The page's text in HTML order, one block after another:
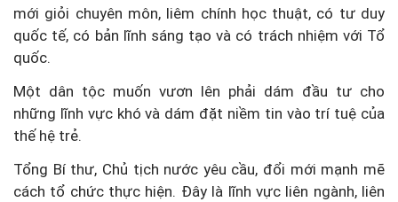
mới giỏi chuyên môn, liêm chính học thuật, có tư duy
quốc tế, có bản lĩnh sáng tạo và có trách nhiệm với Tổ
quốc.
Một dân tộc muốn vươn lên phải dám đầu tư cho
những lĩnh vực khó và dám đặt niềm tin vào trí tuệ của
thế hệ trẻ.
Tổng Bí thư, Chủ tịch nước yêu cầu, đổi mới mạnh mẽ
cách tổ chức thực hiện. Đây là lĩnh vực liên ngành, liên